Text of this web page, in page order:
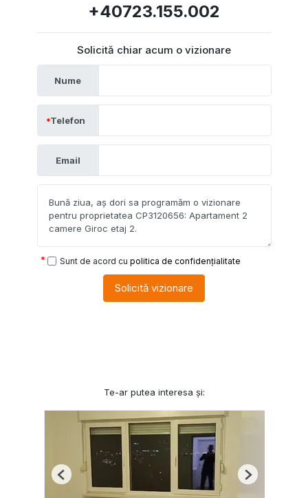
+40723.155.002
Solicită chiar acum o vizionare
Nume
Telefon
Email
Sunt de acord cu politica de confidențialitate
Solicită vizionare
Te-ar putea interesa și:
Previous Next